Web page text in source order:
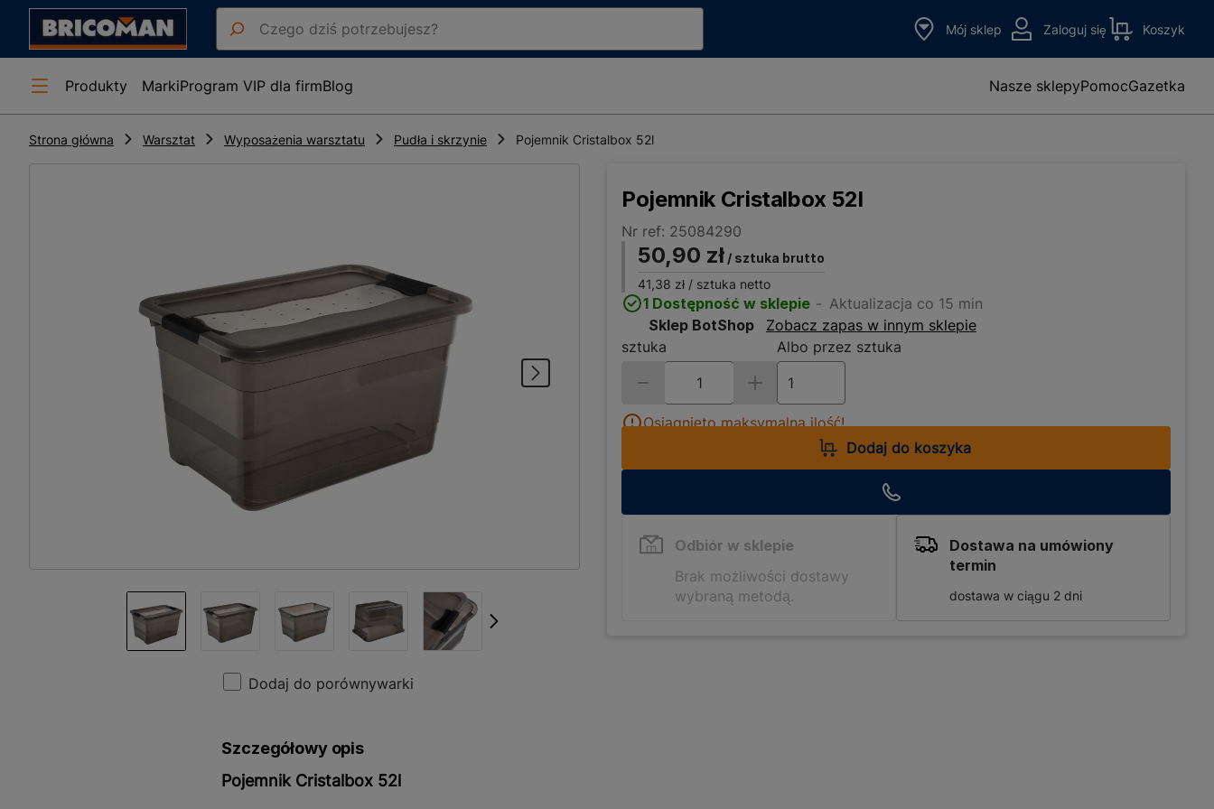
Mój sklep Zaloguj się Koszyk
Produkty MarkiProgram VIP dla firmBlog Nasze sklepyPomocGazetka
Strona główna Warsztat Wyposażenia warsztatu Pudła i skrzynie Pojemnik Cristalbox 52l
Dodaj do porównywarki
Pojemnik Cristalbox 52l
Nr ref: 25084290
50,90 zł / sztuka brutto
41,38 zł / sztuka netto
1 Dostępność w sklepie
Aktualizacja co 15 min
Sklep BotShop
Zobacz zapas w innym sklepie
sztuka
Albo przez sztuka
Osiągnięto maksymalną ilość!
Dodaj do koszyka
Odbiór w sklepie
Brak możliwości dostawy
wybraną metodą.
Dostawa na umówiony
termin
dostawa w ciągu 2 dni
Szczegółowy opis
Pojemnik Cristalbox 52l